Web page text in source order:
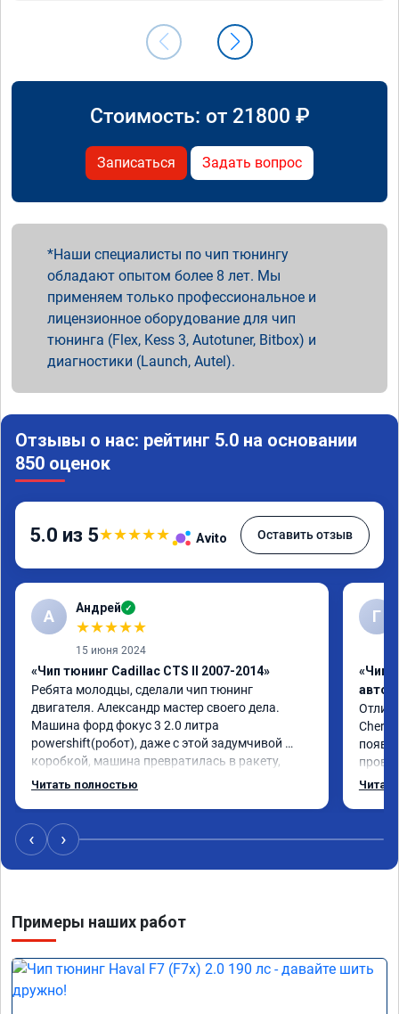
Стоимость: от 21800 ₽
Записаться Задать вопрос
Наши специалисты по чип тюнингу
обладают опытом более 8 лет. Мы
применяем только профессиональное и
лицензионное оборудование для чип
тюнинга (Flex, Kess 3, Autotuner, Bitbox) и
диагностики (Launch, Autel).
Отзывы о нас: рейтинг 5.0 на основании
850 оценок
5.0 из 5★★★★★ Avito Оставить отзыв
А Андрей ✓
★★★★★
15 июня 2024
«Чип тюнинг Cadillac CTS II 2007-2014»
Ребята молодцы, сделали чип тюнинг
двигателя. Александр мастер своего дела.
Машина форд фокус 3 2.0 литра
powershift(робот), даже с этой задумчивой
коробкой, машина превратилась в ракету,
даже страшно от такого ускорения, динамика
расход топлива немного уменьшился, начиная
даже на холостом ходу. Да, можно найти
дешевле услугу эту, но лучше чуть переплатить,
Читать полностью
Г
«Чип
Chery
‹ ›
Примеры наших работ